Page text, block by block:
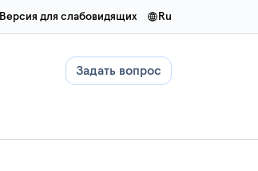
Версия для слабовидящих ru
Задать вопрос